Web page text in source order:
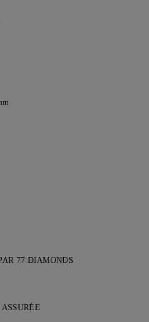
77 DIAMONDS
pièce par pièce par les maîtres
vous bénéficiez d’une